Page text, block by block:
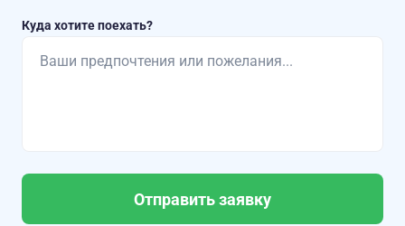
Куда хотите поехать?
Отправить заявку